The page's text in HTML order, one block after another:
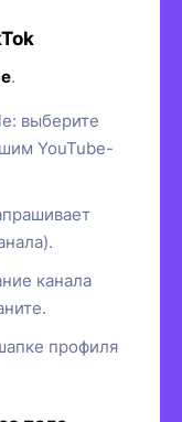
.
выберите
YouTube-
канала
профиля